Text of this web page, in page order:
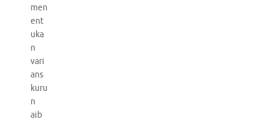
men
ent
uka
n
vari
ans
kuru
n
aib